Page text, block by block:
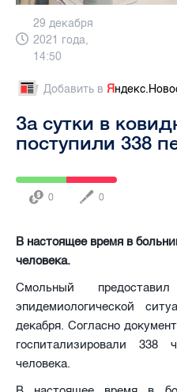
29 декабря
2021 года,
14:50
Добавить в Я
За сутки в
поступили 338
0 0
В настоящее время в
человека.
Смольный
эпидемиологической
декабря. Согласно
госпитализировали
человека.